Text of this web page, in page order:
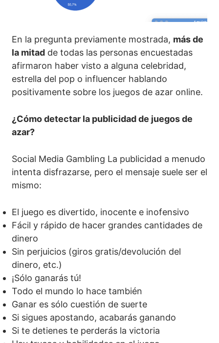
En la pregunta previamente mostrada, más de
la mitad de todas las personas encuestadas
afirmaron haber visto a alguna celebridad,
estrella del pop o influencer hablando
positivamente sobre los juegos de azar online.
¿Cómo detectar la publicidad de juegos de
azar?
Social Media Gambling La publicidad a menudo
intenta disfrazarse, pero el mensaje suele ser el
mismo:
El juego es divertido, inocente e inofensivo
Fácil y rápido de hacer grandes cantidades de
dinero
Sin perjuicios (giros gratis/devolución del
dinero, etc.)
¡Sólo ganarás tú!
Todo el mundo lo hace también
Ganar es sólo cuestión de suerte
Si sigues apostando, acabarás ganando
Si te detienes te perderás la victoria